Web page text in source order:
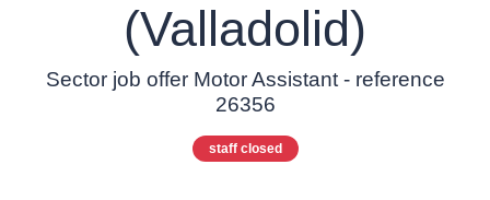
(Valladolid)
Sector job offer Motor Assistant - reference
26356
staff closed